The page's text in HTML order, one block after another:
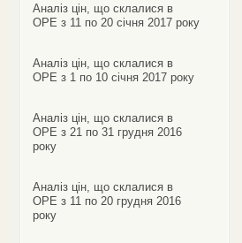
Аналіз цін, що склалися в
ОРЕ з 11 по 20 січня 2017 року
Аналіз цін, що склалися в
ОРЕ з 1 по 10 січня 2017 року
Аналіз цін, що склалися в
ОРЕ з 21 по 31 грудня 2016
року
Аналіз цін, що склалися в
ОРЕ з 11 по 20 грудня 2016
року